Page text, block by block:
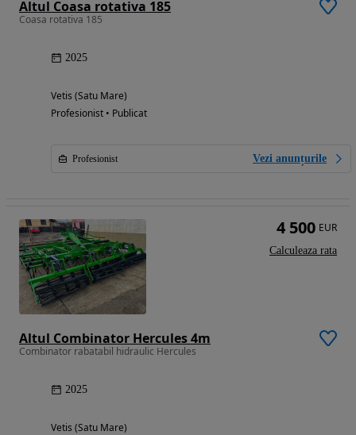
Altul Coasa rotativa 185
Coasa rotativa 185
2025
Vetis (Satu Mare)
Profesionist • Publicat
Profesionist Vezi anunțurile
Altul Combinator Hercules 4m
Combinator rabatabil hidraulic Hercules
2025
Vetis (Satu Mare)
4 500 EUR
Calculeaza rata